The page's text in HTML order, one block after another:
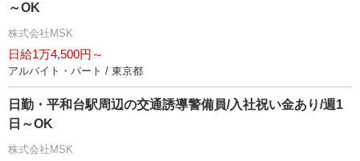
～OK
株式会社MSK
日給1万4,500円～
アルバイト・パート / 東京都
日勤・平和台駅周辺の交通誘導警備員/入社祝い金あり/週1
日～OK
株式会社MSK